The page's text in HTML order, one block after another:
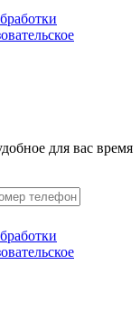
для вас время